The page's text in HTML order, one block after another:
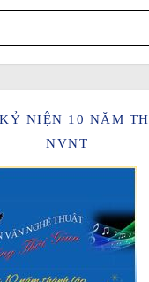
NIỆN 10 NĂM
NVNT